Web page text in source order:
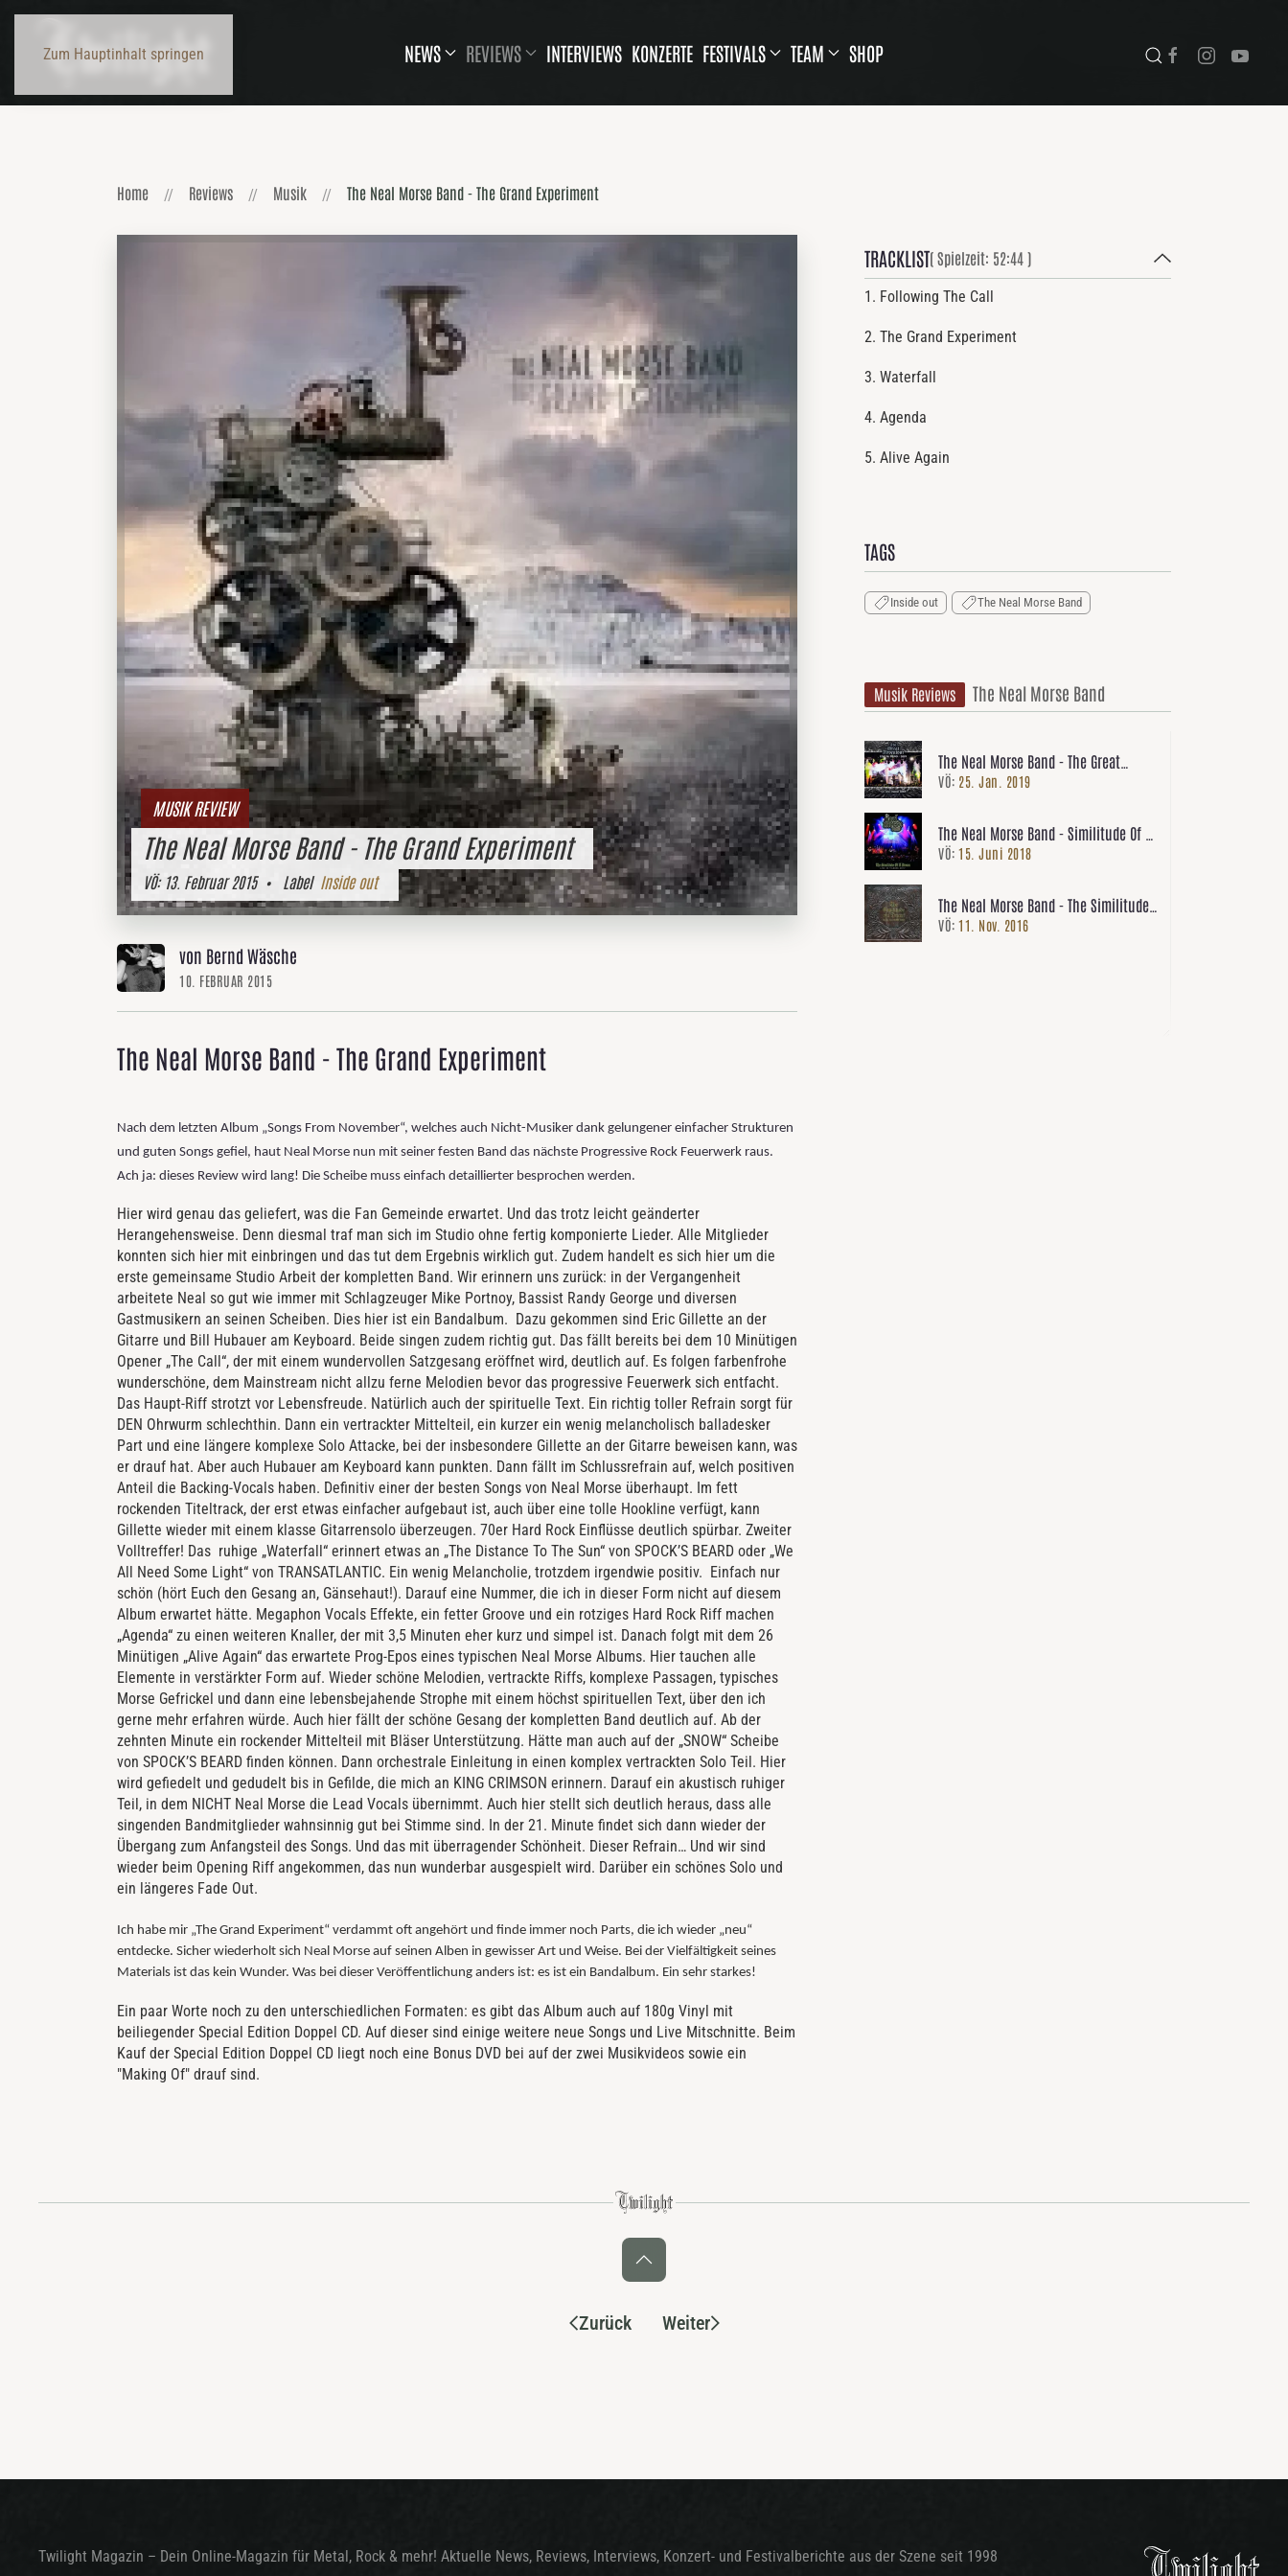
Zum Hauptinhalt springen NEWS REVIEWS INTERVIEWS KONZERTE FESTIVALS TEAM SHOP
Home Reviews Musik The Neal Morse Band - The Grand Experiment
MUSIK REVIEW
The Neal Morse Band - The Grand Experiment
VÖ:13. Februar 2015• Label Inside out
von Bernd Wäsche
10. FEBRUAR 2015
The Neal Morse Band - The Grand Experiment
Nach dem letzten Album „Songs From November“, welches auch Nicht-Musiker dank gelungener einfacher Strukturen
und guten Songs gefiel, haut Neal Morse nun mit seiner festen Band das nächste Progressive Rock Feuerwerk raus.
Ach ja: dieses Review wird lang! Die Scheibe muss einfach detaillierter besprochen werden.
Hier wird genau das geliefert, was die Fan Gemeinde erwartet. Und das trotz leicht geänderter
Herangehensweise. Denn diesmal traf man sich im Studio ohne fertig komponierte Lieder. Alle Mitglieder
konnten sich hier mit einbringen und das tut dem Ergebnis wirklich gut. Zudem handelt es sich hier um die
erste gemeinsame Studio Arbeit der kompletten Band. Wir erinnern uns zurück: in der Vergangenheit
arbeitete Neal so gut wie immer mit Schlagzeuger Mike Portnoy, Bassist Randy George und diversen
Gastmusikern an seinen Scheiben. Dies hier ist ein Bandalbum. Dazu gekommen sind Eric Gillette an der
Gitarre und Bill Hubauer am Keyboard. Beide singen zudem richtig gut. Das fällt bereits bei dem 10 Minütigen
Opener „The Call“, der mit einem wundervollen Satzgesang eröffnet wird, deutlich auf. Es folgen farbenfrohe
wunderschöne, dem Mainstream nicht allzu ferne Melodien bevor das progressive Feuerwerk sich entfacht.
Das Haupt-Riff strotzt vor Lebensfreude. Natürlich auch der spirituelle Text. Ein richtig toller Refrain sorgt für
DEN Ohrwurm schlechthin. Dann ein vertrackter Mittelteil, ein kurzer ein wenig melancholisch balladesker
Part und eine längere komplexe Solo Attacke, bei der insbesondere Gillette an der Gitarre beweisen kann, was
er drauf hat. Aber auch Hubauer am Keyboard kann punkten. Dann fällt im Schlussrefrain auf, welch positiven
Anteil die Backing-Vocals haben. Definitiv einer der besten Songs von Neal Morse überhaupt. Im fett
rockenden Titeltrack, der erst etwas einfacher aufgebaut ist, auch über eine tolle Hookline verfügt, kann
Gillette wieder mit einem klasse Gitarrensolo überzeugen. 70er Hard Rock Einflüsse deutlich spürbar. Zweiter
Volltreffer! Das ruhige „Waterfall“ erinnert etwas an „The Distance To The Sun“ von SPOCK’S BEARD oder „We
All Need Some Light“ von TRANSATLANTIC. Ein wenig Melancholie, trotzdem irgendwie positiv. Einfach nur
schön (hört Euch den Gesang an, Gänsehaut!). Darauf eine Nummer, die ich in dieser Form nicht auf diesem
Album erwartet hätte. Megaphon Vocals Effekte, ein fetter Groove und ein rotziges Hard Rock Riff machen
„Agenda“ zu einen weiteren Knaller, der mit 3,5 Minuten eher kurz und simpel ist. Danach folgt mit dem 26
Minütigen „Alive Again“ das erwartete Prog-Epos eines typischen Neal Morse Albums. Hier tauchen alle
Elemente in verstärkter Form auf. Wieder schöne Melodien, vertrackte Riffs, komplexe Passagen, typisches
Morse Gefrickel und dann eine lebensbejahende Strophe mit einem höchst spirituellen Text, über den ich
gerne mehr erfahren würde. Auch hier fällt der schöne Gesang der kompletten Band deutlich auf. Ab der
zehnten Minute ein rockender Mittelteil mit Bläser Unterstützung. Hätte man auch auf der „SNOW“ Scheibe
von SPOCK’S BEARD finden können. Dann orchestrale Einleitung in einen komplex vertrackten Solo Teil. Hier
wird gefiedelt und gedudelt bis in Gefilde, die mich an KING CRIMSON erinnern. Darauf ein akustisch ruhiger
Teil, in dem NICHT Neal Morse die Lead Vocals übernimmt. Auch hier stellt sich deutlich heraus, dass alle
singenden Bandmitglieder wahnsinnig gut bei Stimme sind. In der 21. Minute findet sich dann wieder der
Übergang zum Anfangsteil des Songs. Und das mit überragender Schönheit. Dieser Refrain… Und wir sind
wieder beim Opening Riff angekommen, das nun wunderbar ausgespielt wird. Darüber ein schönes Solo und
ein längeres Fade Out.
Ich habe mir „The Grand Experiment“ verdammt oft angehört und finde immer noch Parts, die ich wieder „neu“
entdecke. Sicher wiederholt sich Neal Morse auf seinen Alben in gewisser Art und Weise. Bei der Vielfältigkeit seines
Materials ist das kein Wunder. Was bei dieser Veröffentlichung anders ist: es ist ein Bandalbum. Ein sehr starkes!
Ein paar Worte noch zu den unterschiedlichen Formaten: es gibt das Album auch auf 180g Vinyl mit
beiliegender Special Edition Doppel CD. Auf dieser sind einige weitere neue Songs und Live Mitschnitte. Beim
Kauf der Special Edition Doppel CD liegt noch eine Bonus DVD bei auf der zwei Musikvideos sowie ein
"Making Of" drauf sind.
TRACKLIST( Spielzeit: 52:44 )
1. Following The Call
2. The Grand Experiment
3. Waterfall
4. Agenda
5. Alive Again
TAGS
Inside out The Neal Morse Band
Musik Reviews The Neal Morse Band
The Neal Morse Band - The Great
Adventure
VÖ: 25. Jan. 2019
The Neal Morse Band - Similitude Of A
Dream live in Tilburg
VÖ: 15. Juni 2018
The Neal Morse Band - The Similitude
Of A Dream
VÖ: 11. Nov. 2016
Zurück Weiter
Twilight Magazin – Dein Online-Magazin für Metal, Rock & mehr! Aktuelle News, Reviews, Interviews, Konzert- und Festivalberichte aus der Szene seit 1998